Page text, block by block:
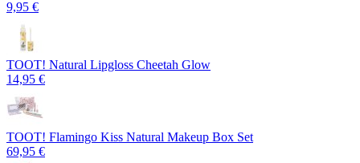
9,95 €
TOOT! Natural Lipgloss Cheetah Glow
14,95 €
TOOT! Flamingo Kiss Natural Makeup Box Set
69,95 €